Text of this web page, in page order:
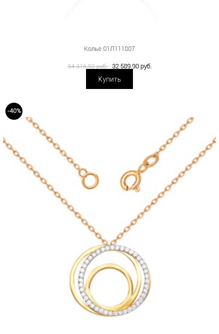
Колье 01Л111807
54 316.50 руб. 32 589.90 руб.
Купить
-40%